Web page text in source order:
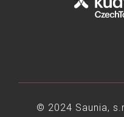
© 2024 Saunia,